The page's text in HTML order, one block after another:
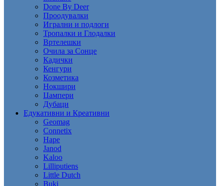
Done By Deer
Проодувалки
Игрални и подлоги
Тропалки и Глодалки
Вртелешки
Очила за Сонце
Кадички
Кенгури
Козметика
Нокшири
Џампери
Дубаци
Едукативни и Креативни
Geomag
Connetix
Hape
Janod
Kaloo
Lilliputiens
Little Dutch
Buki